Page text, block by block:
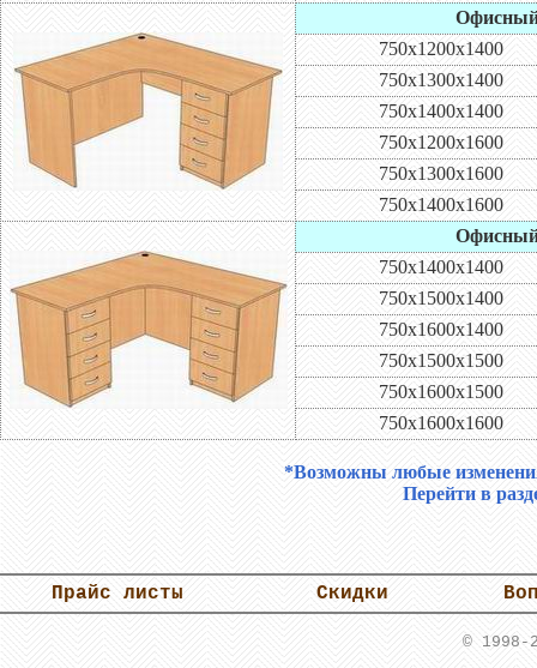
Офисный
750х1200х1400
750х1300х1400
750х1400х1400
750х1200х1600
750х1300х1600
750х1400х1600
Офисный
750х1400х1400
750х1500х1400
750х1600х1400
750х1500х1500
750х1600х1500
750х1600х1600
*Возможны любые
Перейти в
Прайс листы Скидки
© 1998-